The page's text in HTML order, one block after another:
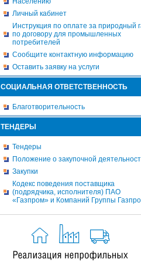
Личный кабинет
Инструкция по оплате за природный
по договору для промышленных
потребителей
Сообщите контактную информацию
Оставить заявку на услуги
СОЦИАЛЬНАЯ ОТВЕТСТВЕННОСТЬ
Благотворительность
ТЕНДЕРЫ
Тендеры
Положение о закупочной
Закупки
Кодекс поведения поставщика
(подрядчика, исполнителя) ПАО
«Газпром» и Компаний Группы